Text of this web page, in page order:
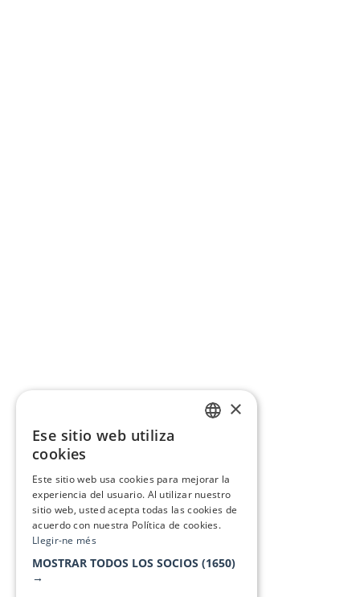
×
Ese sitio web utiliza
cookies
Este sitio web usa cookies para mejorar la
experiencia del usuario. Al utilizar nuestro
sitio web, usted acepta todas las cookies de
acuerdo con nuestra Política de cookies.
Llegir-ne més
MOSTRAR TODOS LOS SOCIOS (1650)
→